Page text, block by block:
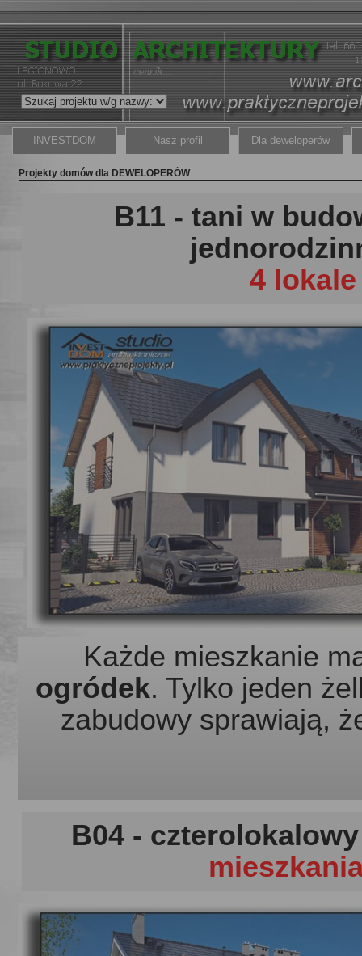
INVESTDOM Nasz profil Dla deweloperów
Projekty domów dla DEWELOPERÓW
B11 - tani w
4
Każde mieszkanie
ogródek. Tylko jeden
zabudowy sprawiają,
B04 -